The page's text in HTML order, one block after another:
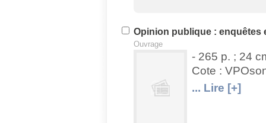
Opinion publique : enquêtes
Ouvrage
U
V
- 265 p. ; 24
Cote :
... Lire [+]